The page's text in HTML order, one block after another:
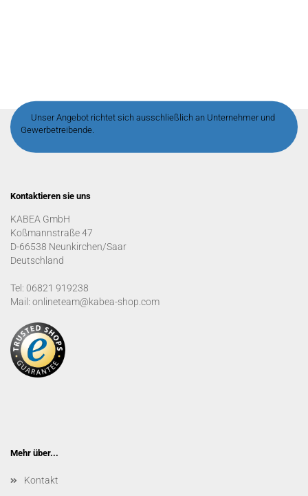
Unser Angebot richtet sich ausschließlich an Unternehmer und
Gewerbetreibende.
Kontaktieren sie uns
KABEA GmbH
Koßmannstraße 47
D-66538 Neunkirchen/Saar
Deutschland
Tel: 06821 919238
Mail: onlineteam@kabea-shop.com
Mehr über...
Kontakt